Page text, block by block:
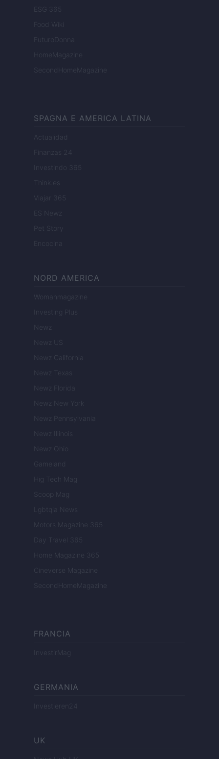
ESG 365
Food Wiki
FuturoDonna
HomeMagazine
SecondHomeMagazine
SPAGNA E AMERICA LATINA
Actualidad
Finanzas 24
Investindo 365
Think.es
Viajar 365
ES Newz
Pet Story
Encocina
NORD AMERICA
Womanmagazine
Investing Plus
Newz
Newz US
Newz California
Newz Texas
Newz Florida
Newz New York
Newz Pennsylvania
Newz Illinois
Newz Ohio
Gameland
Hig Tech Mag
Scoop Mag
Lgbtqia News
Motors Magazine 365
Day Travel 365
Home Magazine 365
Cineverse Magazine
SecondHomeMagazine
FRANCIA
InvestirMag
GERMANIA
Investieren24
UK